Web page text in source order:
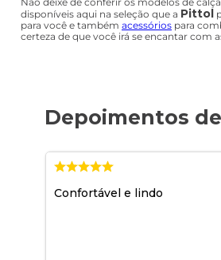
disponíveis aqui na seleção que a Pittol
para você e também acessórios para
certeza de que você irá se encantar com
Confortável e lindo